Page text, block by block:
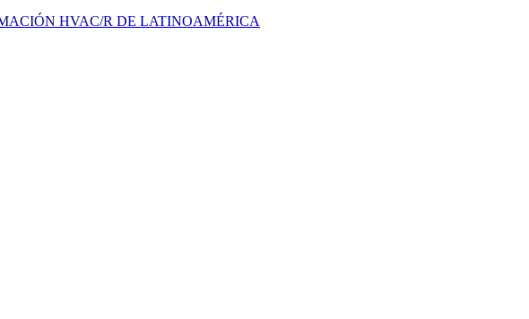
HVAC/R DE LATINOAMÉRICA